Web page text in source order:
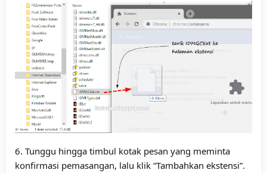
6. Tunggu hingga timbul kotak pesan yang meminta
konfirmasi pemasangan, lalu klik “Tambahkan ekstensi”.